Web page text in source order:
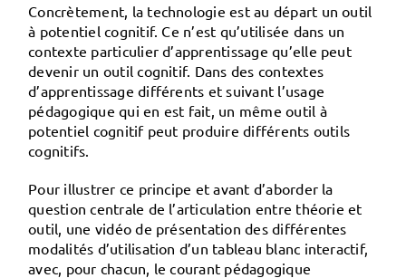
Concrètement, la technologie est au départ un outil
à potentiel cognitif. Ce n’est qu’utilisée dans un
contexte particulier d’apprentissage qu’elle peut
devenir un outil cognitif. Dans des contextes
d’apprentissage différents et suivant l’usage
pédagogique qui en est fait, un même outil à
potentiel cognitif peut produire différents outils
cognitifs.
Pour illustrer ce principe et avant d’aborder la
question centrale de l’articulation entre théorie et
outil, une vidéo de présentation des différentes
modalités d’utilisation d’un tableau blanc interactif,
avec, pour chacun, le courant pédagogique